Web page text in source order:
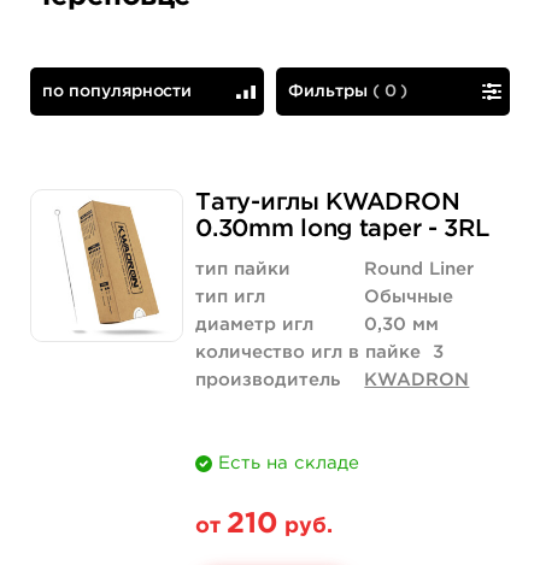
Фильтры (0 )
по популярности
Тату-иглы KWADRON
0.30mm long taper - 3RL
тип пайки
Round Liner
тип игл
Обычные
диаметр игл
0,30 мм
количество игл в пайке
3
производитель
KWADRON
Есть на складе
от 210 руб.